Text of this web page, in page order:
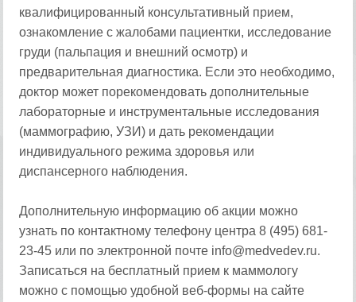
квалифицированный консультативный прием,
ознакомление с жалобами пациентки, исследование
груди (пальпация и внешний осмотр) и
предварительная диагностика. Если это необходимо,
доктор может порекомендовать дополнительные
лабораторные и инструментальные исследования
(маммографию, УЗИ) и дать рекомендации
индивидуального режима здоровья или
диспансерного наблюдения.
Дополнительную информацию об акции можно
узнать по контактному телефону центра 8 (495) 681-
23-45 или по электронной почте info@medvedev.ru.
Записаться на бесплатный прием к маммологу
можно с помощью удобной веб-формы на сайте